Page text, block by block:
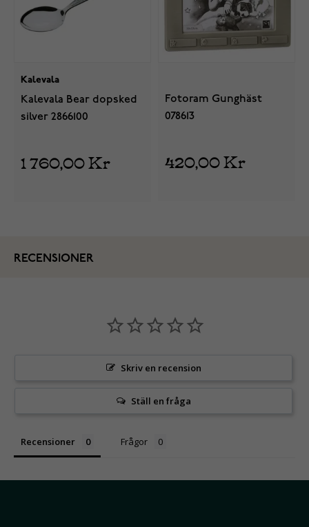
Kalevala
Kalevala Bear dopsked
silver 2866100
1 760,00 Kr
Fotoram Gunghäst
078613
420,00 Kr
RECENSIONER
Skriv en recension
Ställ en fråga
Recensioner Frågor